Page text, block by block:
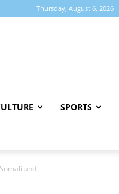
Thursday, August 6, 2026
SPORTS